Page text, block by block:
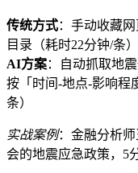
传统方式：手动收藏
目录（耗时22分钟/条）
AI方案：自动抓取地
按「时间-地点-影响程
条）
实战案例：金融分析
会的地震应急政策，5